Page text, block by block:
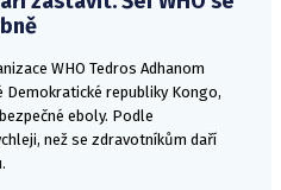
WHO Tedros Adhanom
republiky Kongo,
eboly. Podle
než se zdravotníkům daří